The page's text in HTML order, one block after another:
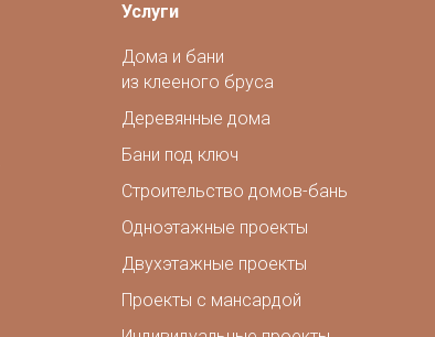
Услуги
Дома и бани
из клееного бруса
Деревянные дома
Бани под ключ
Строительство домов-бань
Одноэтажные проекты
Двухэтажные проекты
Проекты с мансардой